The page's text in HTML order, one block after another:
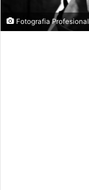
Fotografia Profesional